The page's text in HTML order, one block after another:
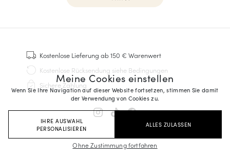
Meine Cookies einstellen
Wenn Sie Ihre Navigation auf dieser Website fortsetzen, stimmen Sie damit
der Verwendung von Cookies zu.
IHRE AUSWAHL
PERSONALISIEREN
ALLES ZULASSEN
Ohne Zustimmung fortfahren
Sneakers
Goodyear genäht
Derbys & Richelieu
Richelieu-Herrenschuhe
Sandalen & Espadrilles
Business Taschen
Weiße Sneaker für Herren
Kostenlose Lieferung ab 150 € Warenwert
Kostenlose Rücksendung siehe Bedingungen
Sichere Zahlung